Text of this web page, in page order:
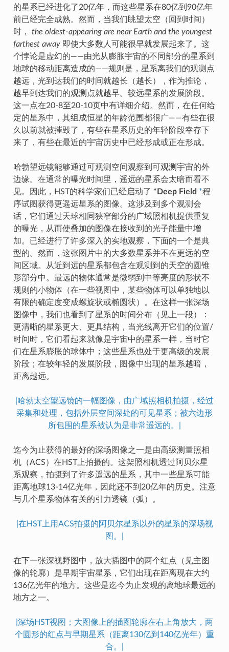
的星系已经进化了20亿年，而这些星系在80亿到90亿年
前已经完全成熟。然而，当我们眺望太空（回到时间）
时， the oldest-appearing are near Earth and the youngest
farthest away即使大多数人可能很早就发展起来了。这
个悖论是虚幻的——由光从膨胀宇宙的不同部分的星系到
地球的移动距离造成的——规则是，星系离我们的观测点
越远，光到达我们的时间就越长（越长），作为推论，
越早到达我们的观测点就越早。较远星系的发展阶段。
这一点在20-8至20-10页中有详细介绍。然而，在任何给
定的星系中，其组成恒星的年龄范围都很广——有些在很
久以前就被摧毁了，有些在星系历史的年轻阶段幸存下
来了，有些在最近的宇宙历史中已经形成或正在形成。
哈勃望远镜能够通过可观测空间观察到可观测宇宙的外
边缘。在通常的曝光时间里，遥远的星系会太暗而看不
见。因此，HST的科学家们已经启动了 *Deep Field *程
序试图获得更遥远星系的图像。这涉及到多个观测会
话，它们通过天球相同狭窄部分的广域照相机提供重复
的曝光，从而使叠加的图像在接收到的光子能量中增
加。已经进行了许多深入的实地观察，下面的一个是典
型的。然而，这张图片中的大多数星系并不在更远的空
间区域。从近到远的星系都包含在观测到的天空的圆锥
形部分中。最远的物体通常是微弱到中等亮度的形状不
规则的小物体（在一些视图中，某些物体可以单独地以
有限的确定度变成螺旋状或椭圆状）。在这样一张深场
图像中，我们也看到了星系的时间分布（见上一段）：
更清晰的星系更大、更具结构，当光线离开它们的位置/
时间时，它们看起来就像是宇宙中的星系一样，当时它
们在星系膨胀的球体中；这些星系也处于更高级的发展
阶段；在较年轻的发展阶段，图像中出现的星系越暗，
距离越远。
|哈勃太空望远镜的一幅图像，由广域照相机拍摄，经过
采集和处理，包括外层空间深处的可见星系；被六边形
所包围的星系被认为是非常遥远的。|
迄今为止获得的最好的深场图像之一是由高级测量照相
机（ACS）在HST上拍摄的。这架照相机透过阿贝尔星
系观察，拍摄到了许多遥远的星系，其中一些星系可能
距离地球13-14亿光年，因此还不到20亿年的历史。注意
与几个星系物体有关的引力透镜（弧）。
|在HST上用ACS拍摄的阿贝尔星系以外的星系的深场视
图。|
在下一张深视野图中，放大插图中的两个红点（见主图
像的轮廓）是早期宇宙星系，它们出现在距离现在大约
136亿光年的地方。这些是迄今为止发现的离地球最远的
地方之一。
|深场HST视图；大图像上的插图轮廓在右上角放大，两
个圆形的红点与早期星系（距离130亿到140亿光年）重
合。|